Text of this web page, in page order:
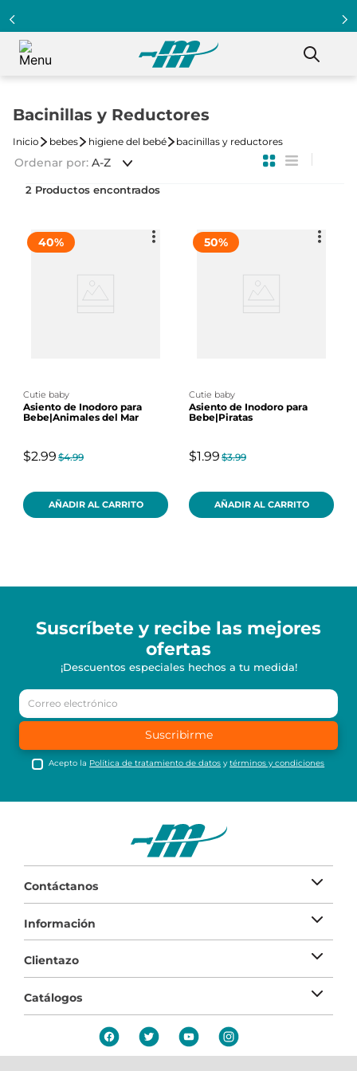
Bacinillas y Reductores
bebes higiene del bebé bacinillas y reductores
Ordenar por A-Z
2
40%
cutie baby
Asiento de Inodoro para
Bebe|Animales del Mar
$2.99 $4.99
AÑADIR AL CARRITO
50%
cutie baby
Asiento de Inodoro para
Bebe|Piratas
$1.99 $3.99
AÑADIR AL CARRITO
Suscríbete y recibe las mejores
ofertas
¡Descuentos especiales hechos a tu medida!
Suscribirme
Acepto la Política de tratamiento de datos ytérminos y condiciones
Contáctanos
Información
Clientazo
Catálogos